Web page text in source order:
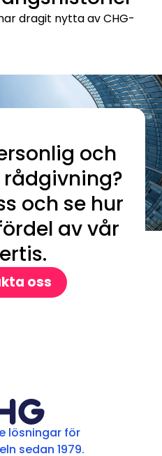
dragit nytta av CHG-
och
och se hur
av vår
oss
lösningar för
sedan 1979.